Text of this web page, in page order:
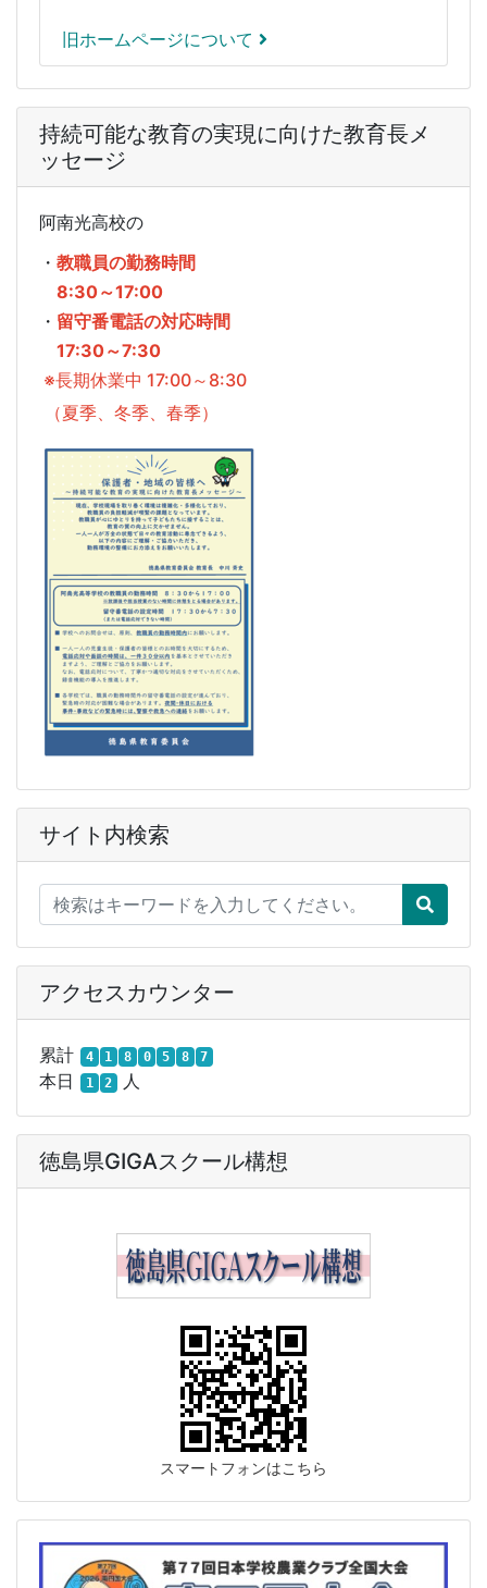
旧ホームページについて
持続可能な教育の実現に向けた教育長メ
ッセージ
阿南光高校の
・ 教職員の勤務時間
8:30～17:00
・ 留守番電話の対応時間
17:30～7:30
※長期休業中 17:00～8:30
（夏季、冬季、春季）
サイト内検索
アクセスカウンター
累計 4 1 8 0 5 8 7
本日 1 2 人
徳島県GIGAスクール構想
スマートフォンはこちら